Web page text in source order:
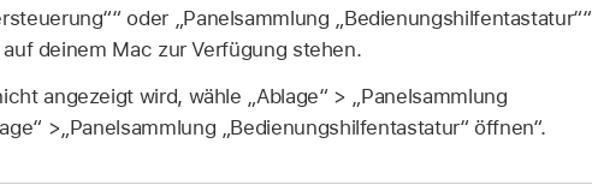
oder „Panelsammlung „Bedienungshilfentastatur““
deinem Mac zur Verfügung stehen.
angezeigt wird, wähle „Ablage“ > „Panelsammlung
>„Panelsammlung „Bedienungshilfentastatur“ öffnen“.